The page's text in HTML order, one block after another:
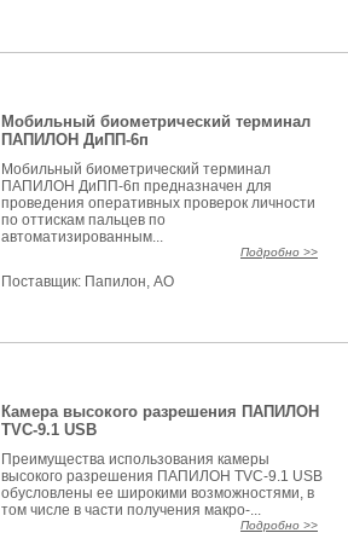
Мобильный биометрический терминал
ПАПИЛОН ДиПП-6п
Мобильный биометрический терминал
ПАПИЛОН ДиПП-6п предназначен для
проведения оперативных проверок личности
по оттискам пальцев по
автоматизированным...
Подробно >>
Поставщик: Папилон, АО
Камера высокого разрешения ПАПИЛОН
TVC-9.1 USB
Преимущества использования камеры
высокого разрешения ПАПИЛОН TVC-9.1 USB
обусловлены ее широкими возможностями, в
том числе в части получения макро-...
Подробно >>